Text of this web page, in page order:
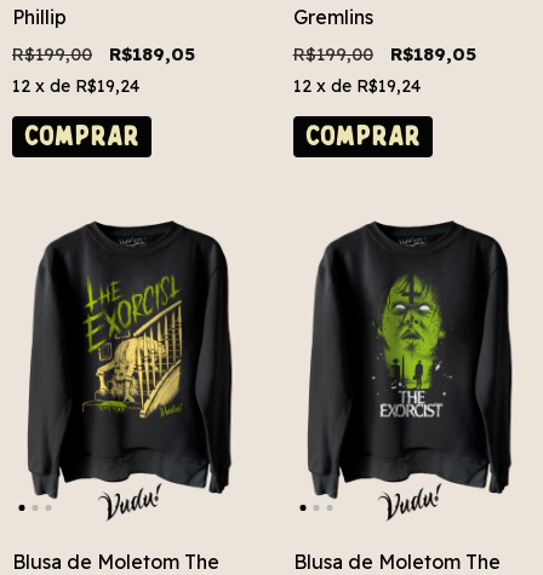
Phillip
R$199,00 R$189,05
12 x de R$19,24
COMPRAR
Gremlins
R$199,00 R$189,05
12 x de R$19,24
COMPRAR
Blusa de Moletom The
Blusa de Moletom The